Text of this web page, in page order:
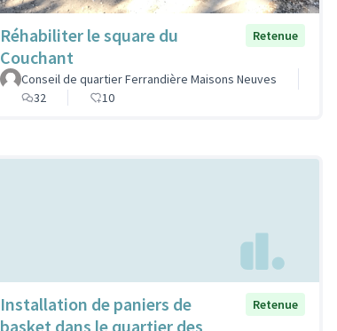
Réhabiliter le square du
Couchant
Retenue
Conseil de quartier Ferrandière Maisons Neuves
32
10
Installation de paniers de
basket dans le quartier des
Retenue